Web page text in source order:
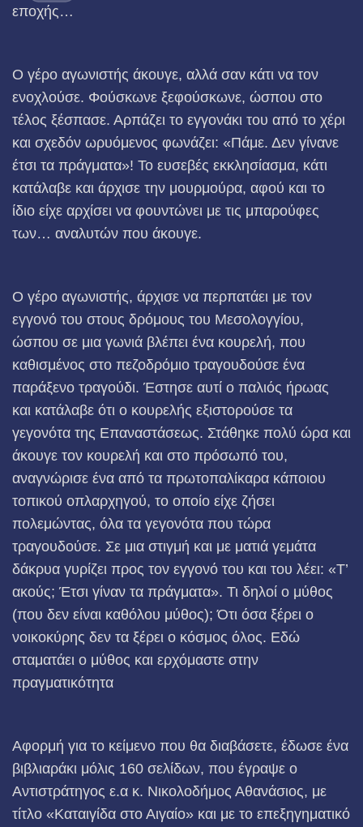
εποχής…
Ο γέρο αγωνιστής άκουγε, αλλά σαν κάτι να τον
ενοχλούσε. Φούσκωνε ξεφούσκωνε, ώσπου στο
τέλος ξέσπασε. Αρπάζει το εγγονάκι του από το χέρι
και σχεδόν ωρυόμενος φωνάζει: «Πάμε. Δεν γίνανε
έτσι τα πράγματα»! Το ευσεβές εκκλησίασμα, κάτι
κατάλαβε και άρχισε την μουρμούρα, αφού και το
ίδιο είχε αρχίσει να φουντώνει με τις μπαρούφες
των… αναλυτών που άκουγε.
Ο γέρο αγωνιστής, άρχισε να περπατάει με τον
εγγονό του στους δρόμους του Μεσολογγίου,
ώσπου σε μια γωνιά βλέπει ένα κουρελή, που
καθισμένος στο πεζοδρόμιο τραγουδούσε ένα
παράξενο τραγούδι. Έστησε αυτί ο παλιός ήρωας
και κατάλαβε ότι ο κουρελής εξιστορούσε τα
γεγονότα της Επαναστάσεως. Στάθηκε πολύ ώρα και
άκουγε τον κουρελή και στο πρόσωπό του,
αναγνώρισε ένα από τα πρωτοπαλίκαρα κάποιου
τοπικού οπλαρχηγού, το οποίο είχε ζήσει
πολεμώντας, όλα τα γεγονότα που τώρα
τραγουδούσε. Σε μια στιγμή και με ματιά γεμάτα
δάκρυα γυρίζει προς τον εγγονό του και του λέει: «Τ’
ακούς; Έτσι γίναν τα πράγματα». Τι δηλοί ο μύθος
(που δεν είναι καθόλου μύθος); Ότι όσα ξέρει ο
νοικοκύρης δεν τα ξέρει ο κόσμος όλος. Εδώ
σταματάει ο μύθος και ερχόμαστε στην
πραγματικότητα
Αφορμή για το κείμενο που θα διαβάσετε, έδωσε ένα
βιβλιαράκι μόλις 160 σελίδων, που έγραψε ο
Αντιστράτηγος ε.α κ. Νικολοδήμος Αθανάσιος, με
τίτλο «Καταιγίδα στο Αιγαίο» και με το επεξηγηματικό